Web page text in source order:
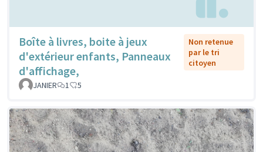
Boîte à livres, boite à jeux
d'extérieur enfants, Panneaux
d'affichage,
Non retenue
par le tri
citoyen
JANIER 1 5